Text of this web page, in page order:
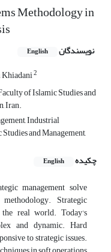
Methodology in
نویسندگان English
Khiadani2
of Islamic Studies and
Iran.
Industrial
and Management,
چکیده
English
management solve
Strategic
real world. Today's
and dynamic. Hard
to strategic issues.